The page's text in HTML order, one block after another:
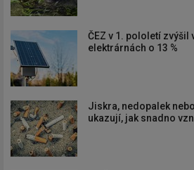
ČEZ v 1. pololetí zvýšil
elektrárnách o 13 %
Jiskra, nedopalek
ukazují, jak snadno